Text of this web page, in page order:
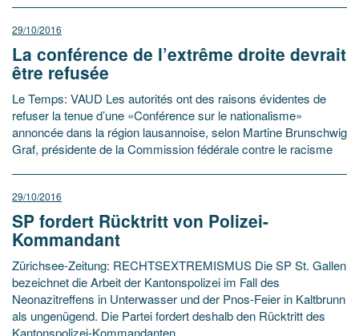
29/10/2016
La conférence de l’extrême droite devrait
être refusée
Le Temps: VAUD Les autorités ont des raisons évidentes de
refuser la tenue d’une «Conférence sur le nationalisme»
annoncée dans la région lausannoise, selon Martine Brunschwig
Graf, présidente de la Commission fédérale contre le racisme
29/10/2016
SP fordert Rücktritt von Polizei-
Kommandant
Zürichsee-Zeitung: RECHTSEXTREMISMUS Die SP St. Gallen
bezeichnet die Arbeit der Kantonspolizei im Fall des
Neonazitreffens in Unterwasser und der Pnos-Feier in Kaltbrunn
als ungenügend. Die Partei fordert deshalb den Rücktritt des
Kantonspolizei-Kommandanten.